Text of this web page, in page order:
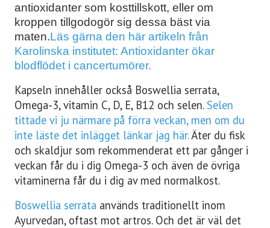
INTEGRITETSPOLICY
RECEPT
MINA BÖCKER
INLOGGNING
antioxidanter som kosttillskott, eller om
kroppen tillgodogör sig dessa bäst via
maten.Läs gärna den här artikeln från
Karolinska institutet: Antioxidanter ökar
blodflödet i cancertumörer.
Kapseln innehåller också Boswellia serrata,
Omega-3, vitamin C, D, E, B12 och selen.Selen
tittade vi ju närmare på förra veckan, men om du
inte läste det inlägget länkar jag här.Äter du fisk
och skaldjur som rekommenderat ett par gånger i
veckan får du i dig Omega-3 och även de övriga
vitaminerna får du i dig av med normalkost.
Boswellia serrata används traditionellt inom
Ayurvedan, oftast mot artros. Och det är väl det